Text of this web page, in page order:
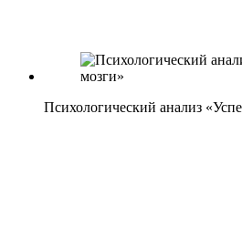
Психологический анализ